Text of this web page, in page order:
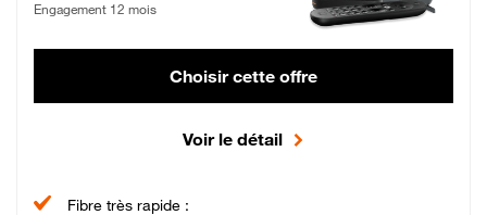
Engagement 12 mois
Choisir cette offre
Voir le détail
Fibre très rapide :